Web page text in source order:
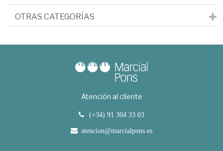
OTRAS CATEGORÍAS
Atención al cliente
(+34) 91 304 33 03
atencion@marcialpons.es